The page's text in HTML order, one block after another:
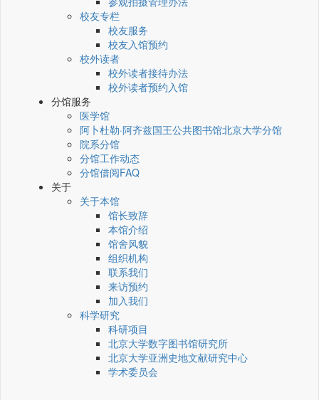
校友专栏
校友服务
校友入馆预约
校外读者
校外读者接待办法
校外读者预约入馆
分馆服务
医学馆
阿卜杜勒·阿齐兹国王公共图书馆北京大学分馆
院系分馆
分馆工作动态
分馆借阅FAQ
关于
关于本馆
馆长致辞
本馆介绍
馆舍风貌
组织机构
联系我们
来访预约
加入我们
科学研究
科研项目
北京大学数字图书馆研究所
北京大学亚洲史地文献研究中心
学术委员会